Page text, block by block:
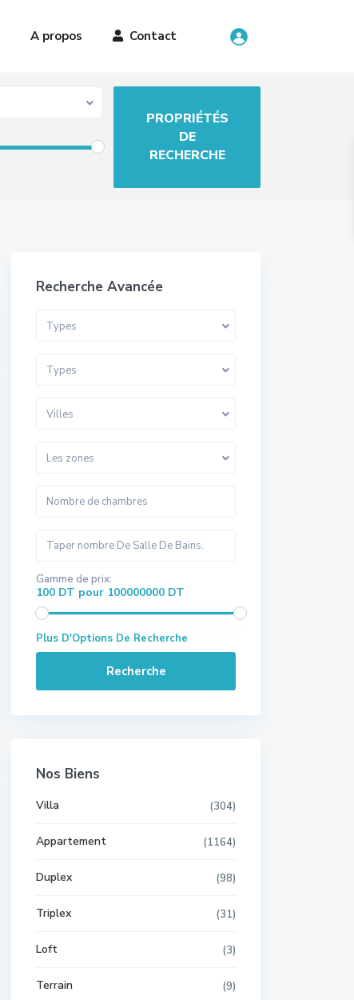
A propos
Contact
Recherche Avancée
Types
Types
Villes
Les zones
Gamme de prix:
100 DT pour 100000000 DT
Plus D'Options De Recherche
Recherche
Nos Biens
Villa (304)
Appartement (1164)
Duplex (98)
Triplex (31)
Loft (3)
Terrain (9)